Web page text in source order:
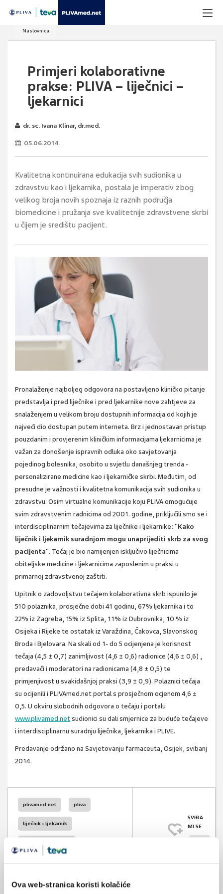
Ova web-stranica koristi kolačiće
Naslovnica
Primjeri kolaborativne
prakse: PLIVA – liječnici –
ljekarnici
dr. sc. Ivana Klinar, dr.med.
05.06.2014.
Kvalitetna kontinuirana edukacija svih sudionika u
zdravstvu kao i ljekarnika, postala je imperativ zbog
velikog broja novih spoznaja iz raznih područja
biomedicine i pružanja sve kvalitetnije zdravstvene skrbi
u čijem je središtu pacijent.
Pronalaženje najboljeg odgovora na postavljeno kliničko pitanje
predstavlja i pred liječnike i pred ljekarnike nove zahtjeve za
snalaženjem u velikom broju dostupnih informacija od kojih je
najveći dio dostupan putem interneta. Brz i jednostavan pristup
pouzdanim i provjerenim kliničkim informacijama ljekarnicima je
važan za donošenje ispravnih odluka oko savjetovanja
pojedinog bolesnika, osobito u svjetlu današnjeg trenda -
personalizirane medicine kao i ljekarničke skrbi. Međutim, od
presudne je važnosti i kvalitetna komunikacija svih sudionika u
zdravstvu. Osim virtualne komunikacije koju PLIVA omogućuje
svim zdravstvenim radnicima od 2001. godine, priključili smo se i
interdisciplinarnim tečajevima za liječnike i ljekarnike: "Kako
liječnik i ljekarnik suradnjom mogu unaprijediti skrb za svog
pacijenta". Tečaj je bio namijenjen isključivo liječnicima
obiteljske medicine i ljekarnicima zaposlenim u praksi u
primarnoj zdravstvenoj zaštiti.
Upitnik o zadovoljstvu tečajem kolaborativna skrb ispunilo je
510 polaznika, prosječne dobi 41 godinu, 67% ljekarnika i to
22% iz Zagreba, 15% iz Splita, 11% iz Dubrovnika, 10 % iz
Osijeka i Rijeke te ostatak iz Varaždina, Čakovca, Slavonskog
Broda i Bjelovara. Na skali od 1- do 5 ocijenjena je korisnost
tečaja (4,5 ± 0,7) zanimljivost (4,6 ± 0,6) radionice (4,6 ± 0,6) ,
predavači i moderatori na radionicama (4,8 ± 0,5) te
primjenjivost u svakidašnjoj praksi (3,9 ± 0,9). Polaznici tečaja
su ocijenili i PLIVAmed.net portal s prosječnom ocjenom 4,6 ±
0,5. U okviru slobodnih odgovora o tečaju i portalu
www.plivamed.netsudionici su dali smjernice za buduće tečajeve
i interdisciplinarnu suradnju liječnika, ljekarnika i PLIVE.
Predavanje održano na Savjetovanju farmaceuta, Osijek, svibanj
2014.
plivamed.net pliva
liječnik i ljekarnik
kolaborativna praksa
SVIĐA
MI SE